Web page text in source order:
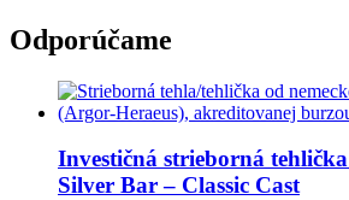
Odporúčame
Investičná strieborná tehlička
Silver Bar – Classic Cast